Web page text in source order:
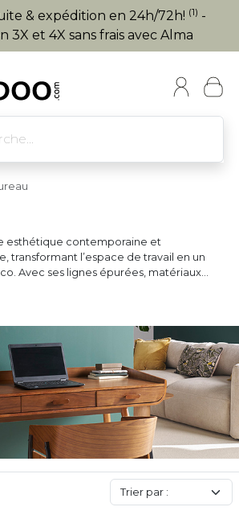
& expédition en 24h/72h! (1) -
3X et 4X sans frais avec Alma
esthétique contemporaine et
transformant l’espace de travail en un
Avec ses lignes épurées, matériaux
ce type de
intérieurs modernes, minimalistes,
peut être doté de rangement
original ou d’un plateau finement
recherché. Il convient aussi bien pour un
chambre ou un espace créatif, en
sophistication. À la fois pratique et
est idéal pour ceux qui veulent un
et stylé, capable de s’harmoniser
tout en affirmant une vraie